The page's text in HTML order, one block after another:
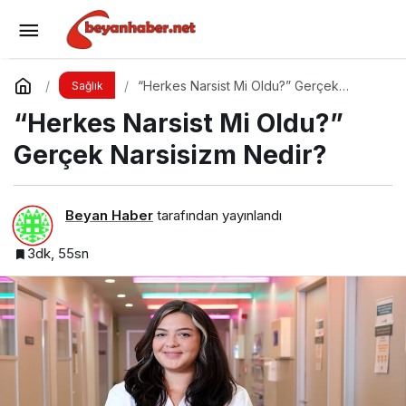
Sağlık
“Herkes Narsist Mi Oldu?” Gerçek
“Herkes Narsist Mi Oldu?”
Gerçek Narsisizm Nedir?
Beyan Haber tarafından yayınlandı
3dk, 55sn
Gece Yeme Krizleri: Açlık mı, Yoksa
Duygusal İhtiyaçlar mı?
Yorum Yap